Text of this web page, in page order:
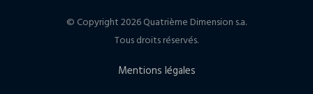
© Copyright 2026 Quatrième Dimension s.a.
Tous droits réservés.
Mentions légales